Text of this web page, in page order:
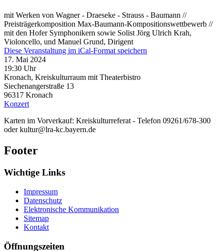
mit Werken von Wagner - Draeseke - Strauss - Baumann //
Preisträgerkomposition Max-Baumann-Kompositionswettbewerb //
mit den Hofer Symphonikern sowie Solist Jörg Ulrich Krah,
Violoncello, und Manuel Grund, Dirigent
Diese Veranstaltung im iCal-Format speichern
17. Mai 2024
19:30 Uhr
Kronach, Kreiskulturraum mit Theaterbistro
Siechenangerstraße 13
96317 Kronach
Konzert
Karten im Vorverkauf: Kreiskulturreferat - Telefon 09261/678-300
oder kultur@lra-kc.bayern.de
Footer
Wichtige Links
Impressum
Datenschutz
Elektronische Kommunikation
Sitemap
Kontakt
Öffnungszeiten